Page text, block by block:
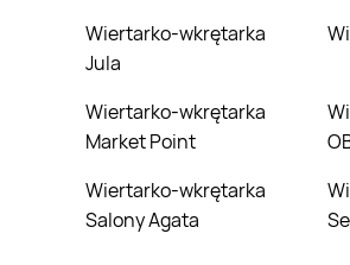
Wiertarko-wkrętarka
Jula
Wiertarko-wkrętarka
Market Point
Wiertarko-wkrętarka
Wiertarko-wkrętarka
Salony Agata
Wiertarko-wkrętarka